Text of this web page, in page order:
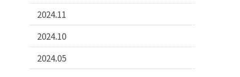
2024.11
2024.10
2024.05